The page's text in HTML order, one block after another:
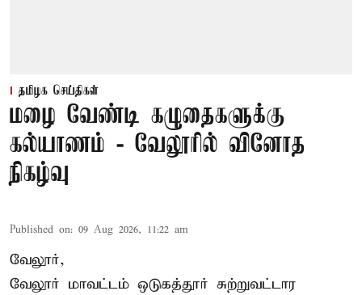
தமிழக செய்திகள்
மழை வேண்டி கழுதைகளுக்கு
கல்யாணம் - வேலூரில் வினோத
நிகழ்வு
Published on: 09 Aug 2026, 11:22 am
வேலூர்,
வேலூர் மாவட்டம் ஒடுகத்தூர் சுற்றுவட்டார